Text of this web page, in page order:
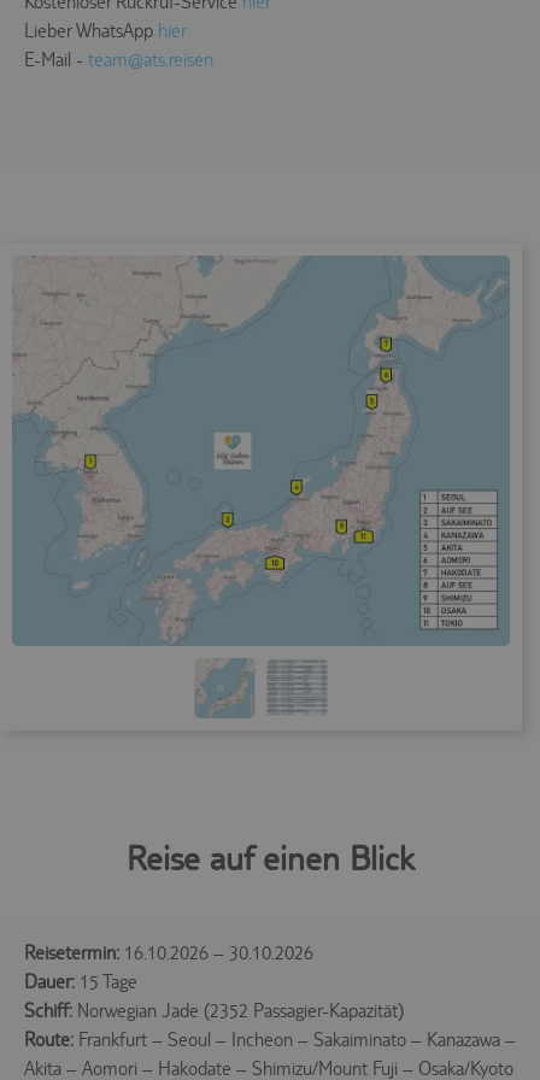
Lieber WhatsApp hier
E-Mail - team@ats.reisen
Reise auf einen Blick
Reisetermin: 16.10.2026 – 30.10.2026
Dauer: 15 Tage
Schiff: Norwegian Jade (2352 Passagier-Kapazität)
Route: Frankfurt – Seoul – Incheon – Sakaiminato – Kanazawa –
Akita – Aomori – Hakodate – Shimizu/Mount Fuji – Osaka/Kyoto
Marketing (0)